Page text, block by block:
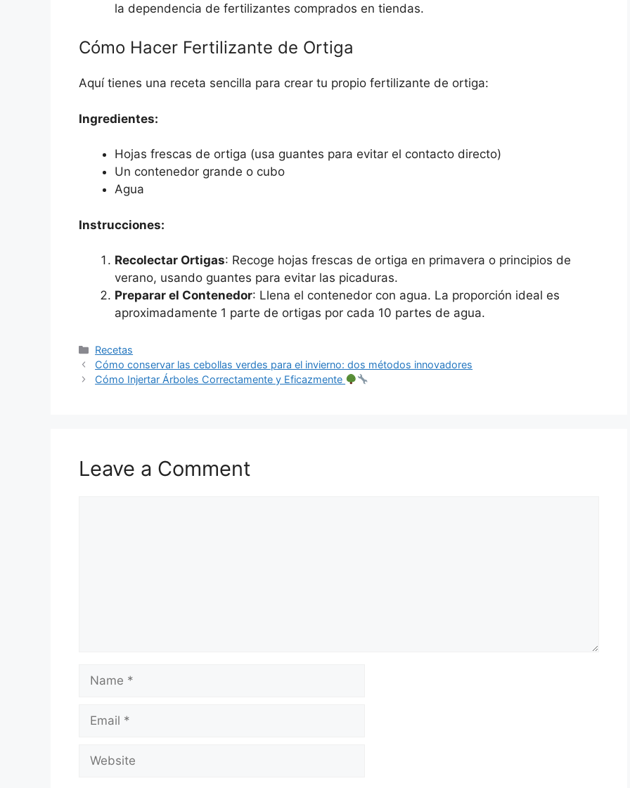
la dependencia de fertilizantes comprados en tiendas.
Cómo Hacer Fertilizante de Ortiga
Aquí tienes una receta sencilla para crear tu propio fertilizante de ortiga:
Ingredientes:
Hojas frescas de ortiga (usa guantes para evitar el contacto directo)
Un contenedor grande o cubo
Agua
Instrucciones:
Recolectar Ortigas: Recoge hojas frescas de ortiga en primavera o principios de
verano, usando guantes para evitar las picaduras.
Preparar el Contenedor: Llena el contenedor con agua. La proporción ideal es
aproximadamente 1 parte de ortigas por cada 10 partes de agua.
Categories
Recetas
Cómo conservar las cebollas verdes para el invierno: dos métodos innovadores
Cómo Injertar Árboles Correctamente y Eficazmente
Leave a Comment
Name
Email
Website